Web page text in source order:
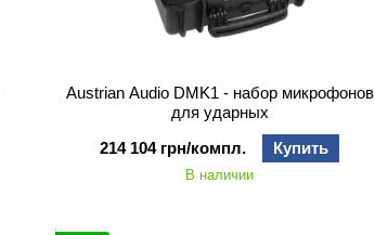
Austrian Audio DMK1 - набор микрофонов
для ударных
214 104 грн/компл.
Купить
В наличии